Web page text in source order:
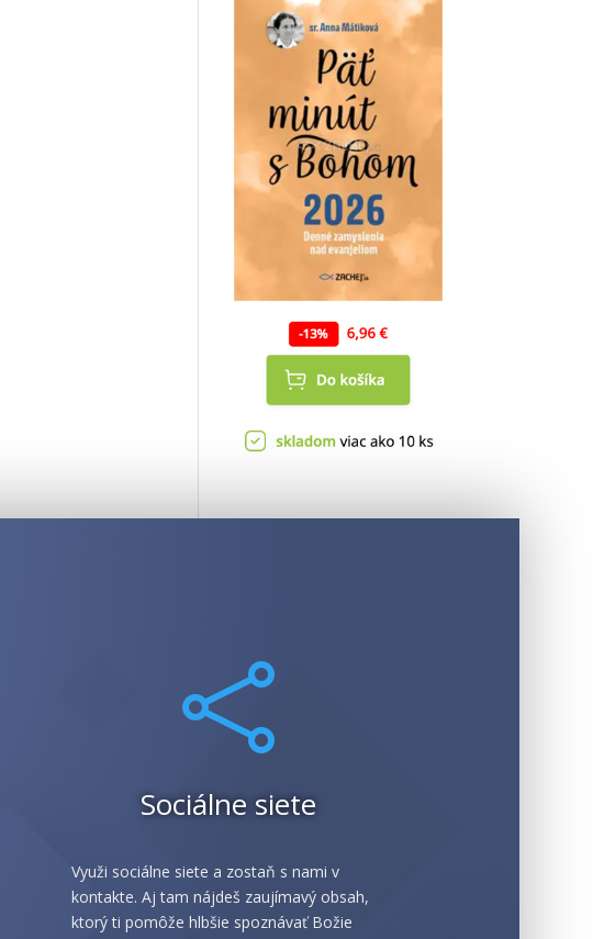

Sociálne siete
Využi sociálne siete a zostaň s nami v
kontakte. Aj tam nájdeš zaujímavý obsah,
ktorý ti pomôže hlbšie spoznávať Božie